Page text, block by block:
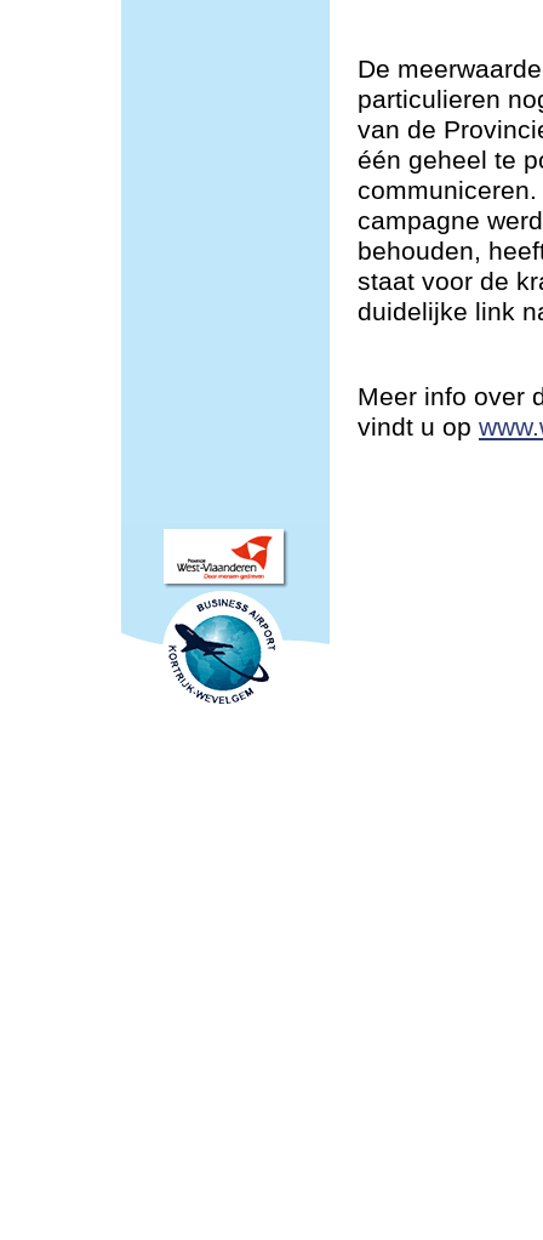
De
particulieren
van de
één geheel te
campagne
behouden,
staat voor de
duidelijke link
Meer info over
vindt u op